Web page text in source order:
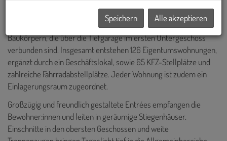
Der Gebäudekomplex besteht aus zwei trapezförmigen
Baukörpern, die über die Tiefgarage im ersten Untergeschoss
verbunden sind. Insgesamt entstehen 126 Eigentumswohnungen,
ergänzt durch ein Geschäftslokal, sowie 65 KFZ-Stellplätze und
zahlreiche Fahrradabstellplätze. Jeder Wohnung ist zudem ein
Einlagerungsraum zugeordnet.
Großzügig und freundlich gestaltete Entrées empfangen die
Bewohner:innen und leiten in geräumige Stiegenhäuser.
Einschnitte in den obersten Geschossen und weite
Speichern Alle akzeptieren